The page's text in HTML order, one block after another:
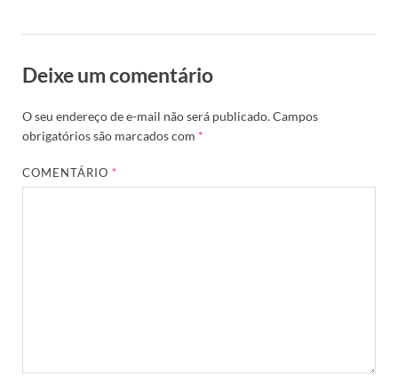
Deixe um comentário
O seu endereço de e-mail não será publicado.Campos
obrigatórios são marcados com *
COMENTÁRIO*